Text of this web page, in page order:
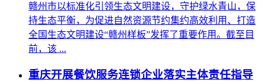
赣州市以标准化引领生态文明建设，守护绿水青山，保
持生态平衡，为促进自然资源节约集约高效利用、打造
全国生态文明建设“赣州样板”发挥了重要作用。截至目
前，该 ...
重庆开展餐饮服务连锁企业落实主体责任指导